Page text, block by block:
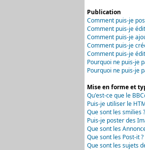
Publication
Comment puis-je
Comment puis-je
Comment puis-je
Comment puis-je
Comment puis-je
Pourquoi ne puis-je
Pourquoi ne puis-je
Mise en forme et
Qu'est-ce que le
Puis-je utiliser le
Que sont les smilies ?
Puis-je poster des
Que sont les
Que sont les Post-it ?
Que sont les sujets